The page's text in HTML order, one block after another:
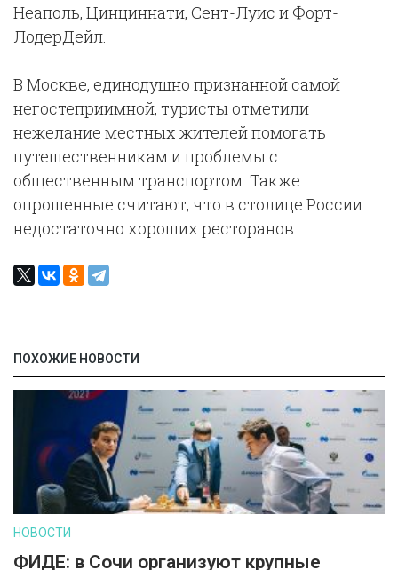
Неаполь, Цинциннати, Сент-Луис и Форт-
ЛодерДейл.
В Москве, единодушно признанной самой
негостеприимной, туристы отметили
нежелание местных жителей помогать
путешественникам и проблемы с
общественным транспортом. Также
опрошенные считают, что в столице России
недостаточно хороших ресторанов.
ПОХОЖИЕ НОВОСТИ
НОВОСТИ
ФИДЕ: в Сочи организуют крупные